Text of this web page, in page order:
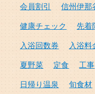
会員割引
信州伊那
健康チェック
先着
入浴回数券
入浴料
夏野菜
定食 工事
日帰り温泉
旬食材